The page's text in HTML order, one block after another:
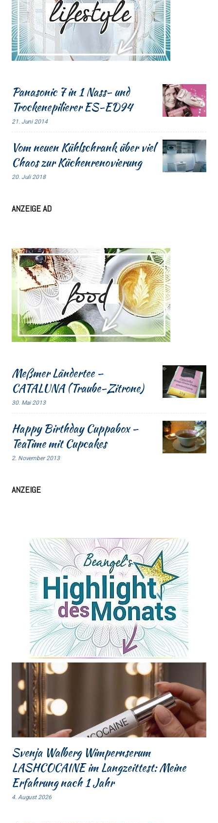
Panasonic 7 in 1 Nass- und
Trockenepilierer ES-ED94
21. Juni 2014
Vom neuen Kühlschrank über viel
Chaos zur Küchenrenovierung
20. Juli 2018
ANZEIGE AD
Meßmer Ländertee –
CATALUNA (Traube-Zitrone)
30. Mai 2013
Happy Birthday Cuppabox –
TeaTime mit Cupcakes
2. November 2013
ANZEIGE
Svenja Walberg Wimpernserum
LASHCOCAINE im Langzeittest: Meine
Erfahrung nach 1 Jahr
4. August 2026